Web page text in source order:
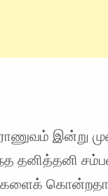
இன்று
தனித்தனி